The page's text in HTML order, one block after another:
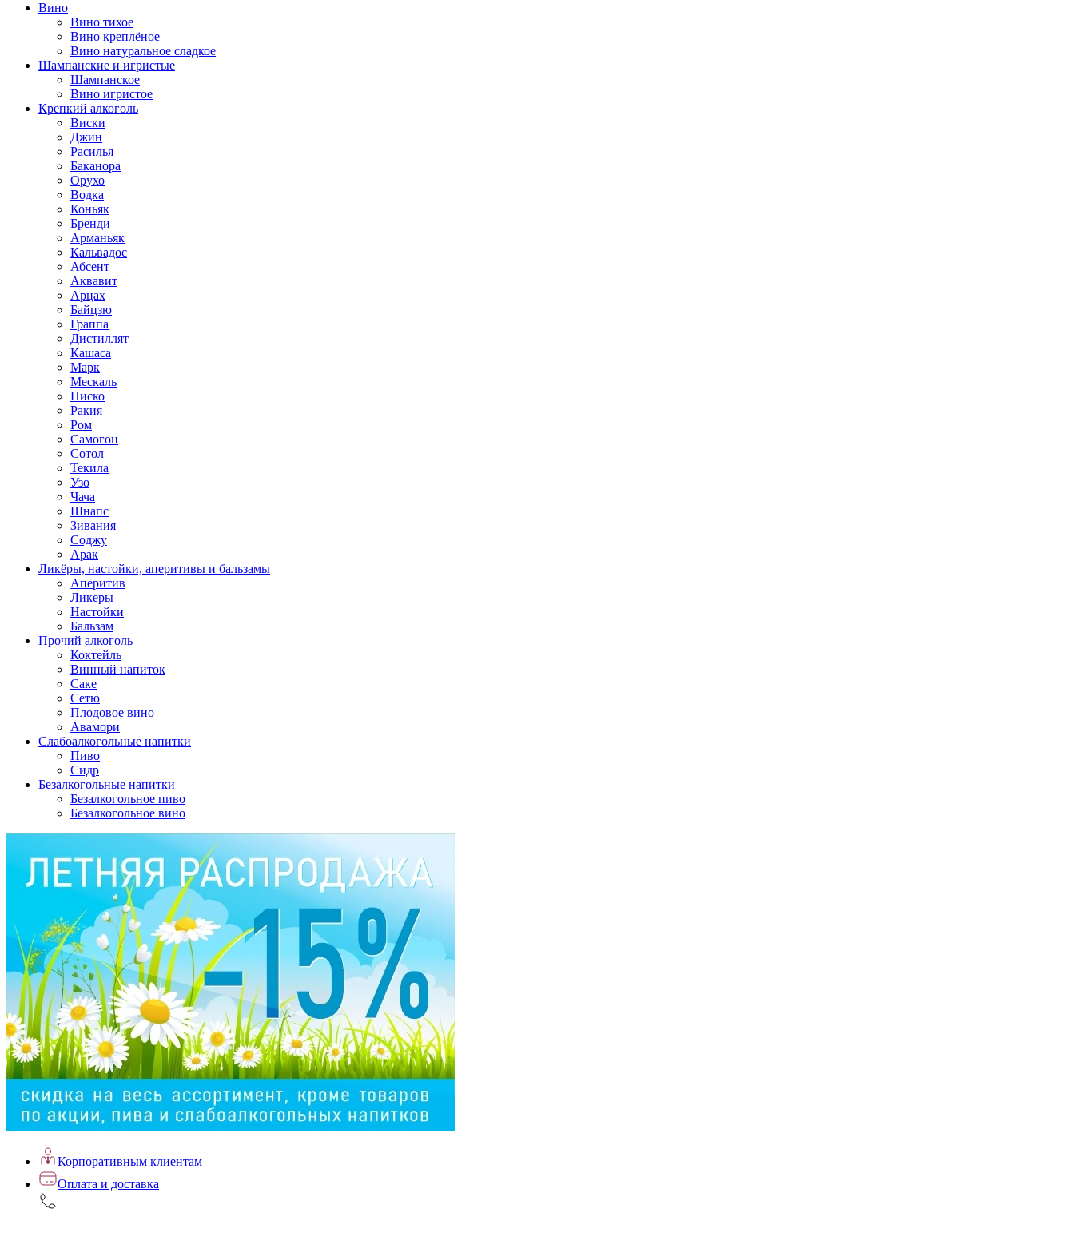
Вино
Вино тихое
Вино креплёное
Вино натуральное сладкое
Шампанские и игристые
Шампанское
Вино игристое
Крепкий алкоголь
Виски
Джин
Расилья
Баканора
Орухо
Водка
Коньяк
Бренди
Арманьяк
Кальвадос
Абсент
Аквавит
Арцах
Байцзю
Граппа
Дистиллят
Кашаса
Марк
Мескаль
Писко
Ракия
Ром
Самогон
Сотол
Текила
Узо
Чача
Шнапс
Зивания
Соджу
Арак
Ликёры, настойки, аперитивы и бальзамы
Аперитив
Ликеры
Настойки
Бальзам
Прочий алкоголь
Коктейль
Винный напиток
Саке
Сетю
Плодовое вино
Авамори
Слабоалкогольные напитки
Пиво
Сидр
Безалкогольные напитки
Безалкогольное пиво
Безалкогольное вино
Корпоративным клиентам
Оплата и доставка